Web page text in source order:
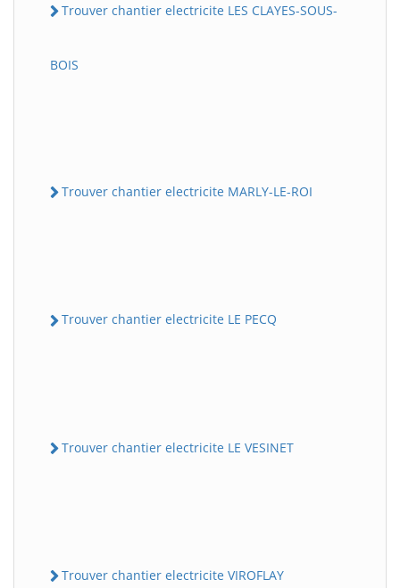
Trouver chantier electricite LES CLAYES-SOUS-
BOIS
Trouver chantier electricite MARLY-LE-ROI
Trouver chantier electricite LE PECQ
Trouver chantier electricite LE VESINET
Trouver chantier electricite VIROFLAY